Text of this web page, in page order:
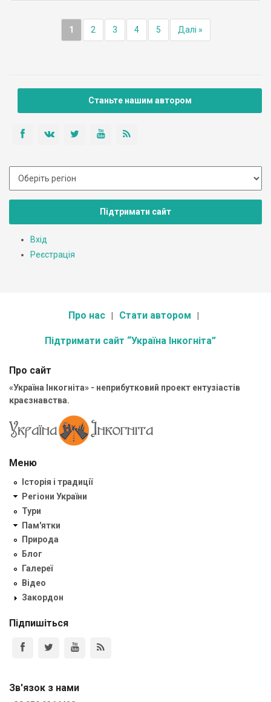
1 2 3 4 5 Далі »
Станьте нашим автором
Підтримати сайт
Вхід
Реєстрація
Про нас Стати автором
Підтримати сайт “Україна Інкогніта”
Про сайт
«Україна Інкогніта» - неприбутковий проект ентузіастів
краєзнавства.
Меню
Історія і традиції
Регіони України
Тури
Пам'ятки
Природа
Блог
Галереї
Відео
Закордон
Підпишіться
Зв'язок з нами